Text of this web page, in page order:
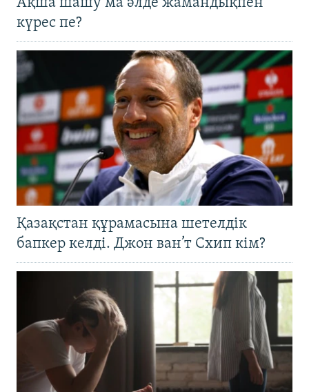
Ақша шашу ма әлде жамандықпен
күрес пе?
Қазақстан құрамасына шетелдік
бапкер келді. Джон ван’т Схип кім?